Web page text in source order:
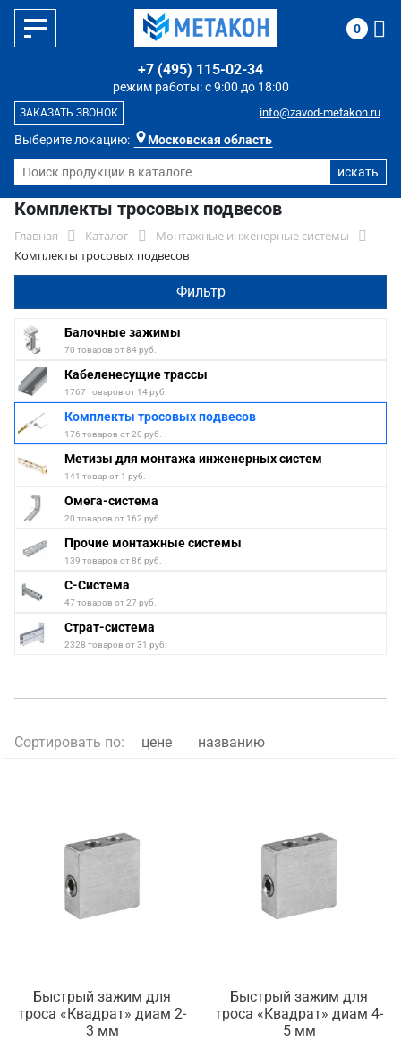
Выберите локацию: Московская область
режим работы: с 9:00 до 18:00
+7 (495) 115-02-34
info@zavod-metakon.ru
ЗАКАЗАТЬ ЗВОНОК
0
Комплекты тросовых подвесов
Главная Каталог
Монтажные инженерные системы
Комплекты тросовых подвесов
Фильтр
Балочные зажимы
70 товаров от 84 руб.
Кабеленесущие трассы
1767 товаров от 14 руб.
Комплекты тросовых подвесов
176 товаров от 20 руб.
Метизы для монтажа инженерных систем
141 товар от 1 руб.
Омега-система
20 товаров от 162 руб.
Прочие монтажные системы
139 товаров от 86 руб.
С-Система
47 товаров от 27 руб.
Страт-система
2328 товаров от 31 руб.
Сортировать по: цене названию
Быстрый зажим для
троса «Квадрат» диам 2-
3 мм
Быстрый зажим для
троса «Квадрат» диам 4-
5 мм